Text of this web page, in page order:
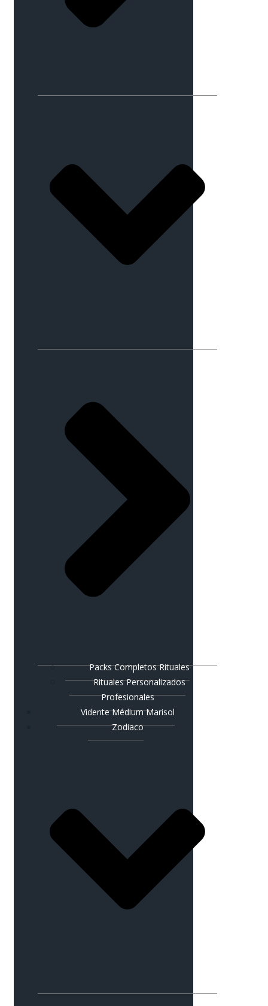
Packs Completos Rituales
Rituales Personalizados
Profesionales
Vidente Médium Marisol
Zodiaco